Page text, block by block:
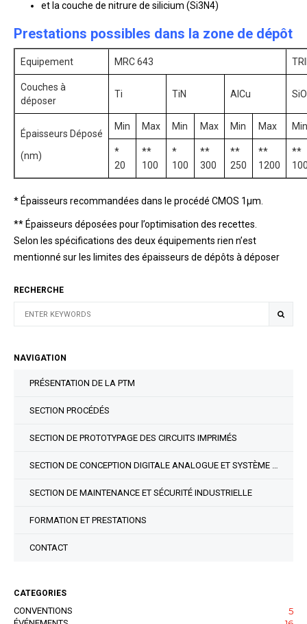
et la couche de nitrure de silicium (Si3N4)
Prestations possibles dans la zone de dépôt
Equipement MRC 643
Couches à
déposer
Ti TiN AlCu
Épaisseurs Déposé
(nm)
Min Max Min Max Min Max Min
*
20
**
100
*
100
**
300
**
250
**
1200
**
* Épaisseurs recommandées dans le procédé CMOS 1µm.
** Épaisseurs déposées pour l’optimisation des recettes.
Selon les spécifications des deux équipements rien n’est
mentionné sur les limites des épaisseurs de dépôts à déposer
RECHERCHE
NAVIGATION
PRÉSENTATION DE LA PTM
SECTION PROCÉDÉS
SECTION DE PROTOTYPAGE DES CIRCUITS IMPRIMÉS
SECTION DE CONCEPTION DIGITALE ANALOGUE ET SYSTÈME MICRO-ÉLECTROMÉCANIQUE
SECTION DE MAINTENANCE ET SÉCURITÉ INDUSTRIELLE
FORMATION ET PRESTATIONS
CONTACT
CATEGORIES
CONVENTIONS 5